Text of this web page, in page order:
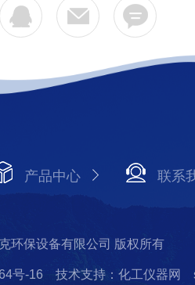
产品中心 联系
环保设备有限公司 版权所有
号-16 技术支持：化工仪器网